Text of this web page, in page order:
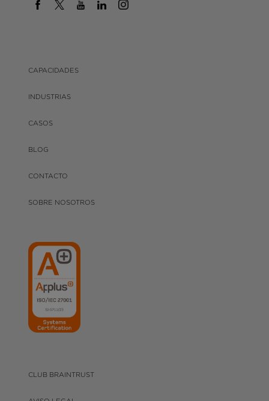
CAPACIDADES
INDUSTRIAS
CASOS
BLOG
CONTACTO
SOBRE NOSOTROS
CLUB BRAINTRUST